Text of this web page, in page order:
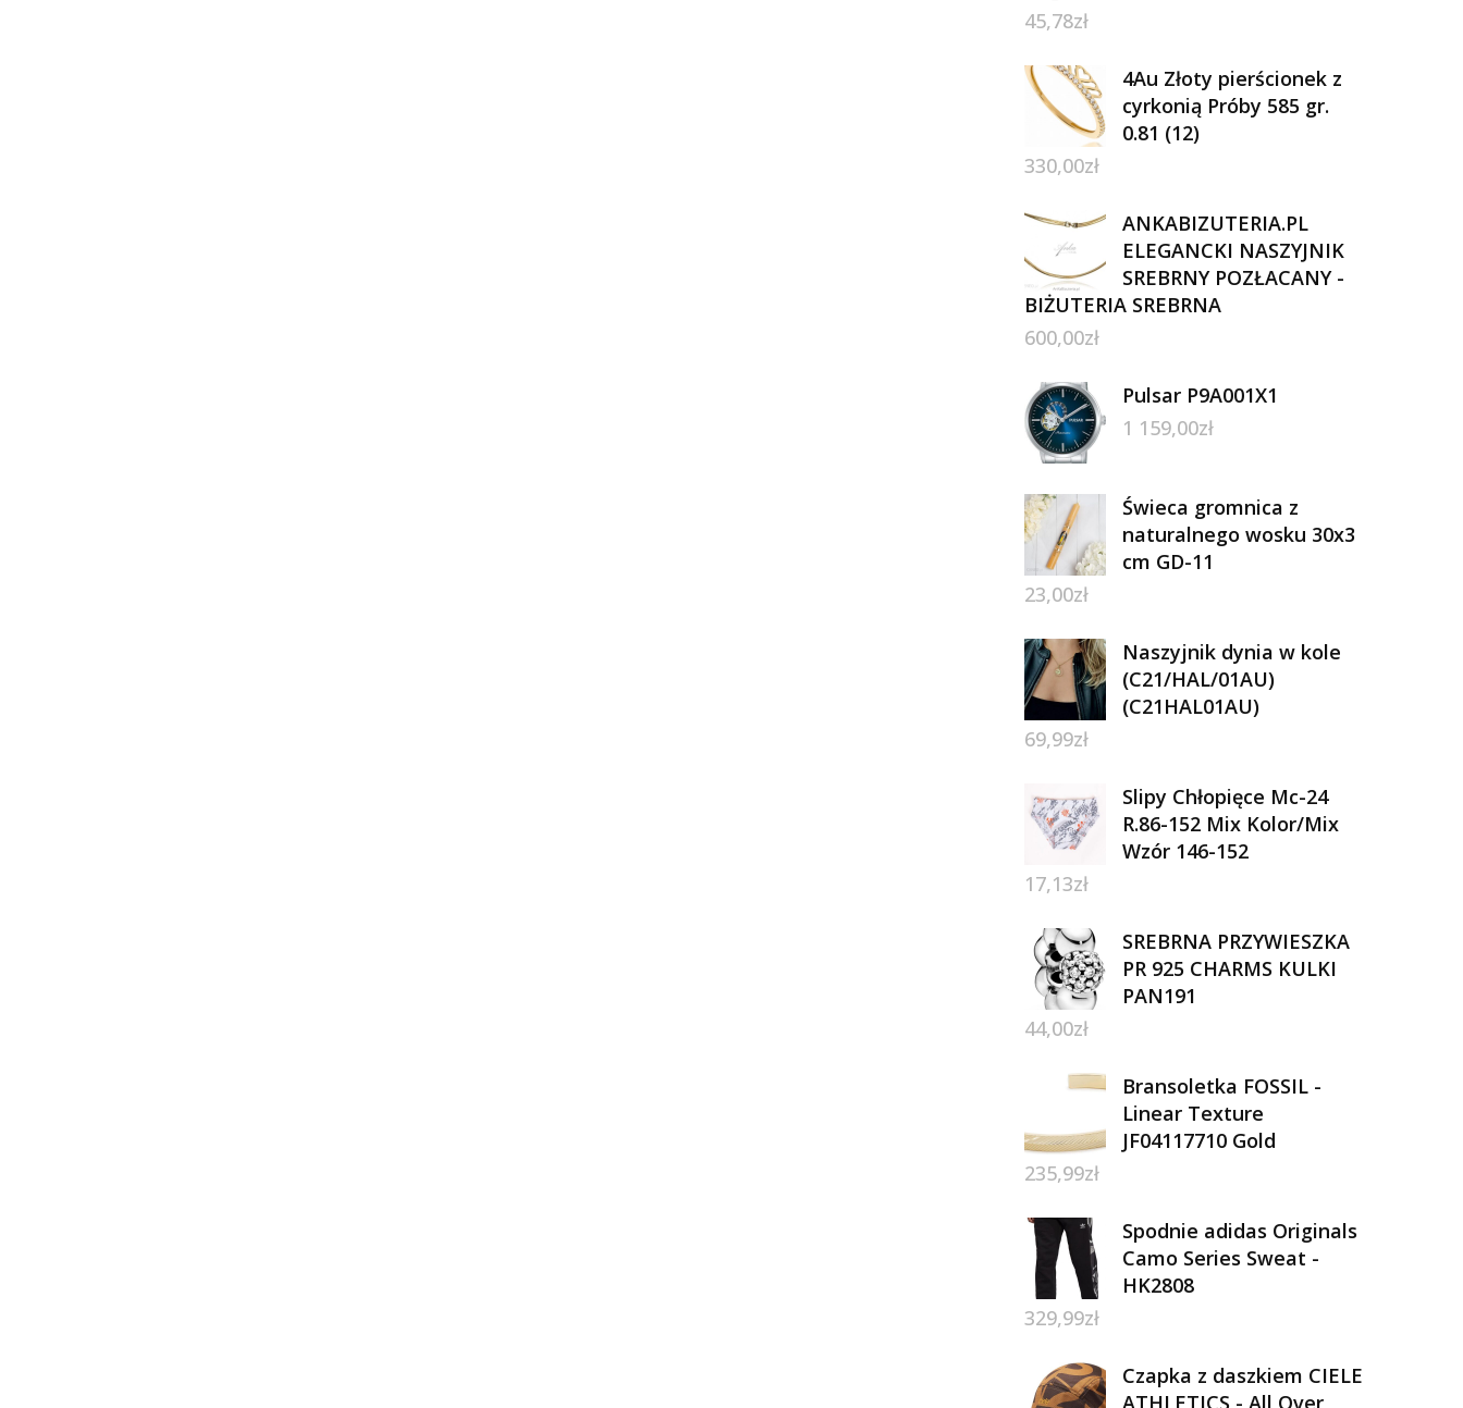
45,78zł
4Au Złoty pierścionek z
cyrkonią Próby 585 gr.
0.81 (12)
330,00zł
ANKABIZUTERIA.PL
ELEGANCKI NASZYJNIK
SREBRNY POZŁACANY -
BIŻUTERIA SREBRNA
600,00zł
Pulsar P9A001X1
1 159,00zł
Świeca gromnica z
naturalnego wosku 30x3
cm GD-11
23,00zł
Naszyjnik dynia w kole
(C21/HAL/01AU)
(C21HAL01AU)
69,99zł
Slipy Chłopięce Mc-24
R.86-152 Mix Kolor/Mix
Wzór 146-152
17,13zł
SREBRNA PRZYWIESZKA
PR 925 CHARMS KULKI
PAN191
44,00zł
Bransoletka FOSSIL -
Linear Texture
JF04117710 Gold
235,99zł
Spodnie adidas Originals
Camo Series Sweat -
HK2808
329,99zł
Czapka z daszkiem CIELE
ATHLETICS - All Over